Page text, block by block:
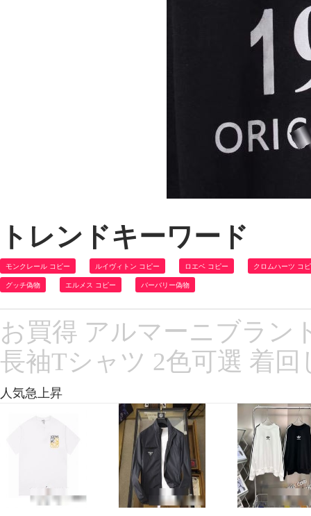
トレンドキーワード
モンクレール コピー ルイヴィトン コピー ロエベ コピー クロムハーツ コ
グッチ偽物 エルメス コピー バーバリー偽物
お買得 アルマーニブラン
長袖Tシャツ 2色可選 着回
人気急上昇